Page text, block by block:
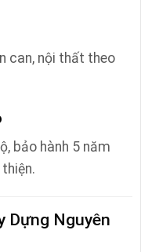
can, nội thất theo
bảo hành 5 năm
Dựng Nguyên